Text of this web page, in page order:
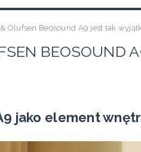
Olufsen Beosound A9 jest tak
BEOSOUND
jako element